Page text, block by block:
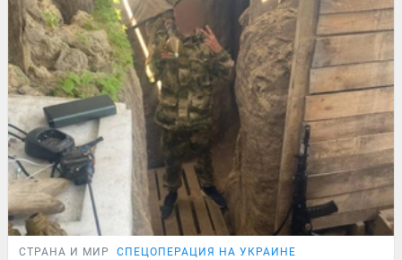
СТРАНА И МИР СПЕЦОПЕРАЦИЯ НА УКРАИНЕ